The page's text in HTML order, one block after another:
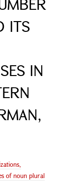
ITS
IN
of noun plural